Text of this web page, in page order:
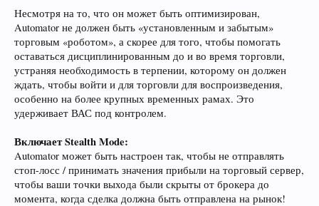
Несмотря на то, что он может быть оптимизирован,
Automator не должен быть «установленным и забытым»
торговым «роботом», а скорее для того, чтобы помогать
оставаться дисциплинированным до и во время торговли,
устраняя необходимость в терпении, которому он должен
ждать, чтобы войти и для торговли для воспроизведения,
особенно на более крупных временных рамах. Это
удерживает ВАС под контролем.
Включает Stealth Mode:
Automator может быть настроен так, чтобы не отправлять
стоп-лосс / принимать значения прибыли на торговый сервер,
чтобы ваши точки выхода были скрыты от брокера до
момента, когда сделка должна быть отправлена на рынок!